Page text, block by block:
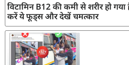
विटामिन B12 की कमी से शरीर हो
करें ये फूड्स और देखें चमत्कार